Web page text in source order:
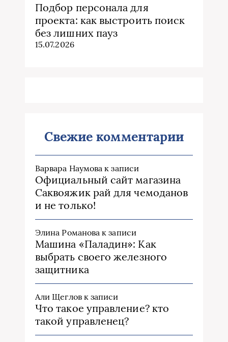
Подбор персонала для
проекта: как выстроить поиск
без лишних пауз
15.07.2026
Свежие комментарии
Варвара Наумова к записи
Официальный сайт магазина
Саквояжик рай для чемоданов
и не только!
Элина Романова к записи
Машина «Паладин»: Как
выбрать своего железного
защитника
Али Щегловк записи
Что такое управление? кто
такой управленец?